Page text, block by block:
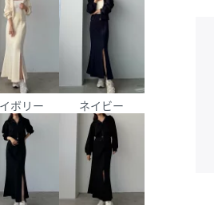
ボリー ネイビー